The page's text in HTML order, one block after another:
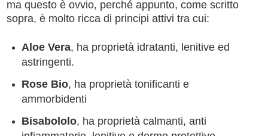
ma questo è ovvio, perché appunto, come scritto
sopra, è molto ricca di principi attivi tra cui:
Aloe Vera, ha proprietà idratanti, lenitive ed
astringenti.
Rose Bio, ha proprietà tonificanti e
ammorbidenti
Bisabololo, ha proprietà calmanti, anti